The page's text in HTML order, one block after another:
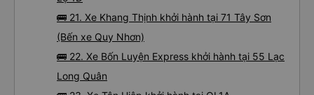
🚌 21. Xe Khang Thịnh khởi hành tại 71 Tây Sơn
(Bến xe Quy Nhơn)
🚌 22. Xe Bốn Luyện Express khởi hành tại 55 Lạc
Long Quân